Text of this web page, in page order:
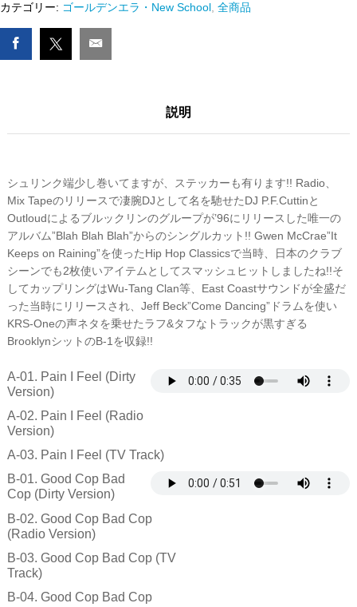
I
GOOD
カテゴリー: ゴールデンエラ・New School 全商品
説明
シュリンク端少し巻いてますが、ステッカーも有ります!! Radio、
Mix Tapeのリリースで凄腕DJとして名を馳せたDJ P.F.Cuttinと
Outloudによるブルックリンのグループが’96にリリースした唯一の
アルバム”Blah Blah Blah”からのシングルカット!! Gwen McCrae”It
Keeps on Raining”を使ったHip Hop Classicsで当時、日本のクラブ
シーンでも2枚使いアイテムとしてスマッシュヒットしましたね!!そ
してカップリングはWu-Tang Clan等、East Coastサウンドが全盛だ
った当時にリリースされ、Jeff Beck”Come Dancing”ドラムを使い
KRS-Oneの声ネタを乗せたラフ&タフなトラックが黒すぎる
BrooklynシットのB-1を収録!!
A-01. Pain I Feel (Dirty
Version)
A-02. Pain I Feel (Radio
Version)
A-03. Pain I Feel (TV Track)
B-01. Good Cop Bad
Cop (Dirty Version)
B-02. Good Cop Bad Cop
(Radio Version)
B-03. Good Cop Bad Cop (TV
Track)
B-04. Good Cop Bad Cop